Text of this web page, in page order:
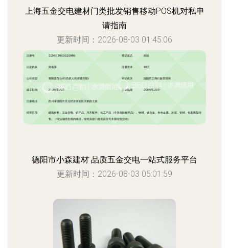
上海五金交电建材门类批发销售移动POS机对私申
请指南
更新时间：2026-08-03 01:45:06
德阳市小森建材 品质五金交电一站式服务平台
更新时间：2026-08-03 05:01:59